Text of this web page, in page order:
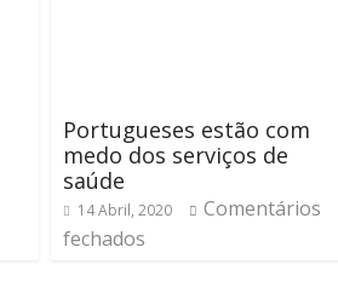
Portugueses estão com
medo dos serviços de
saúde
14 Abril, 2020
Comentários
fechados